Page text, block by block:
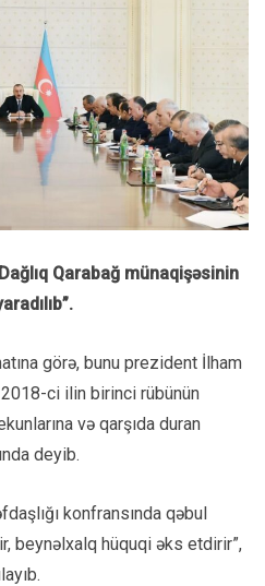
Qarabağ münaqişəsinin
görə, bunu prezident İlham
ci ilin birinci rübünün
və qarşıda duran
deyib.
konfransında qəbul
beynəlxalq hüquqi əks etdirir”,